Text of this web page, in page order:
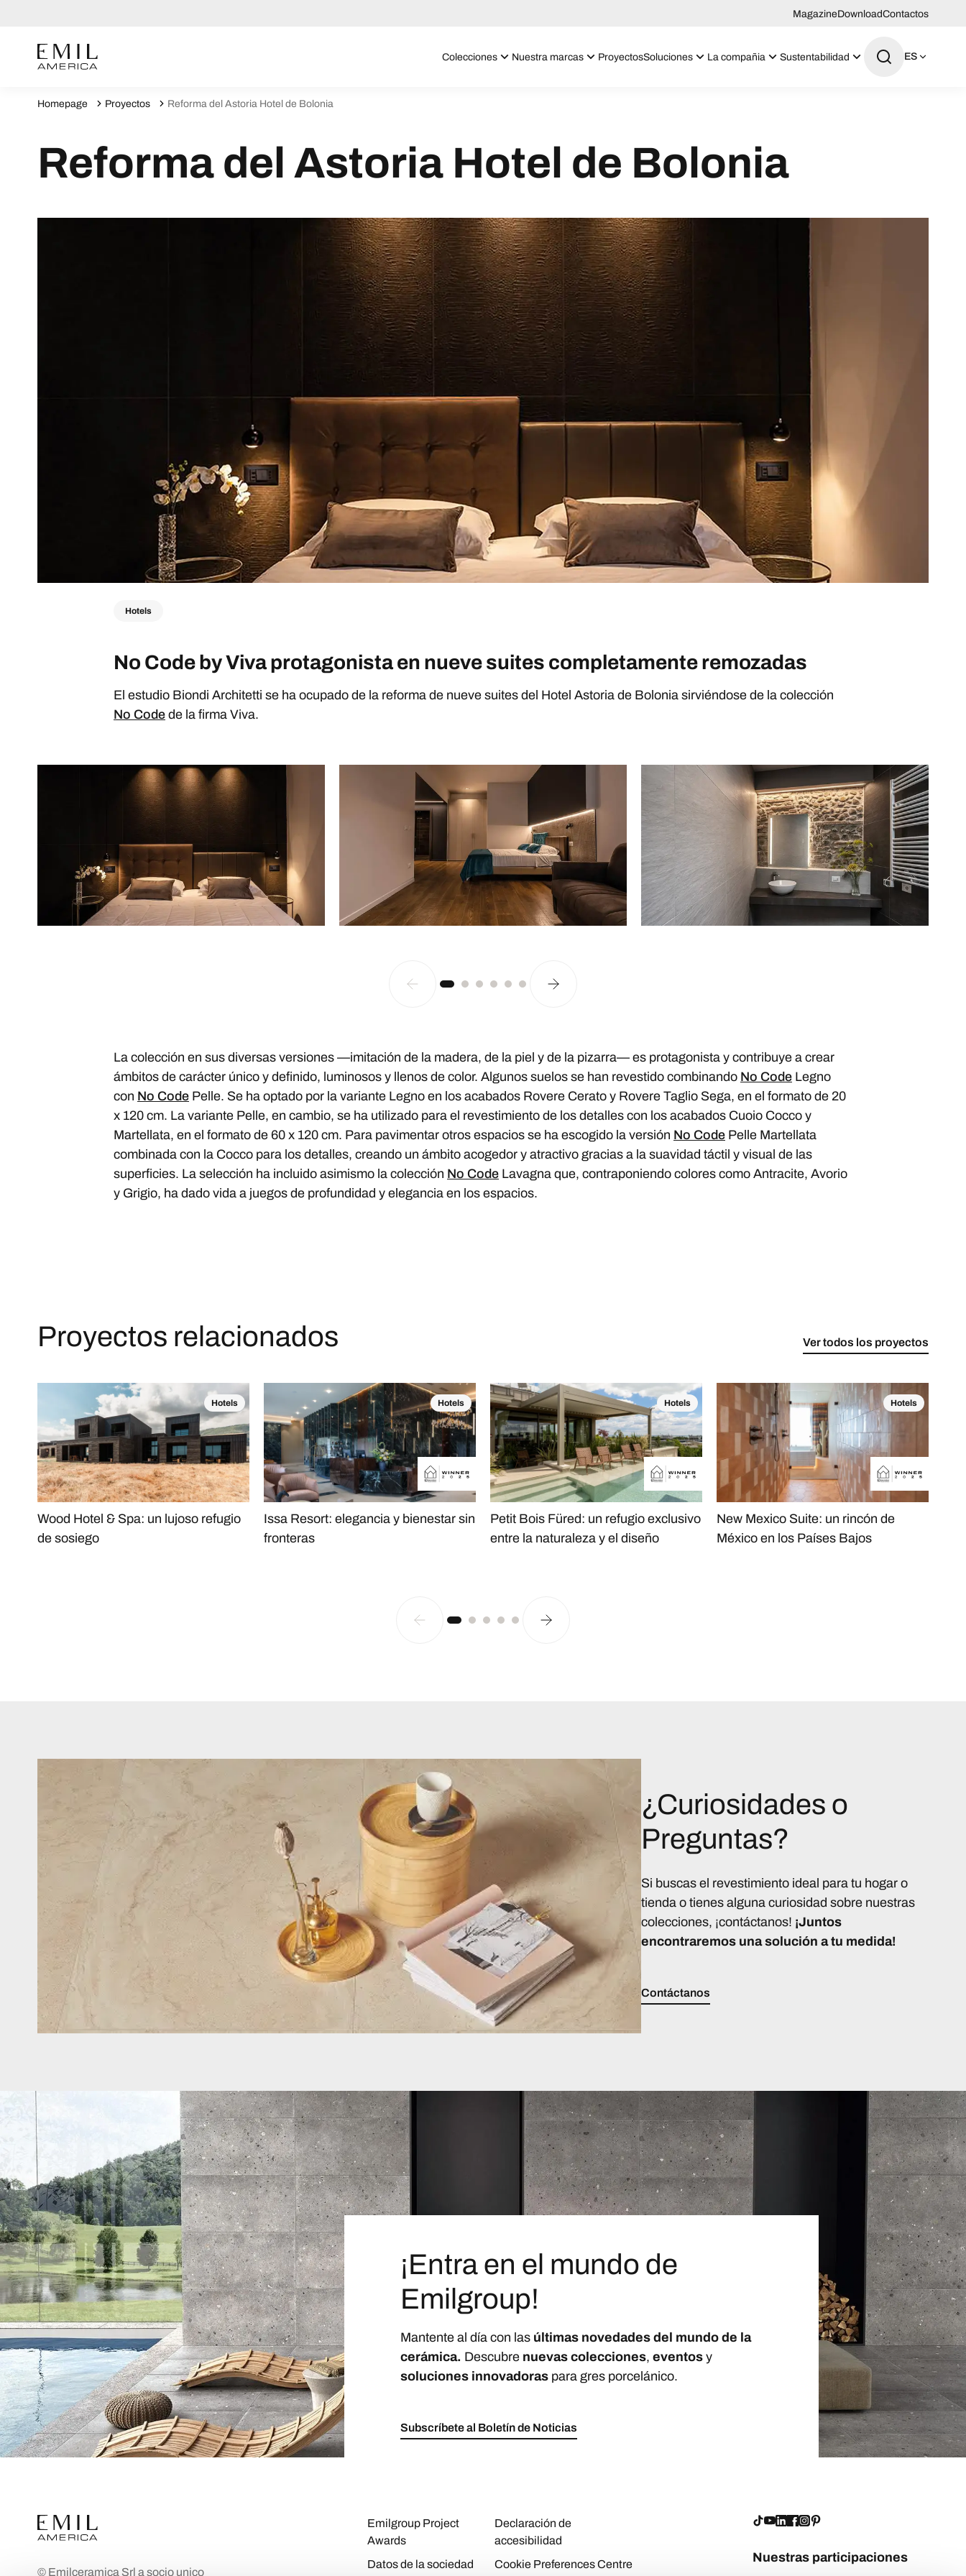
MagazineDownloadContactos
Colecciones Nuestra marcas ProyectosSoluciones La compañia Sustentabilidad ES
Homepage Proyectos Reforma del Astoria Hotel de Bolonia
Reforma del Astoria Hotel de Bolonia
Hotels
No Code by Viva protagonista en nueve suites completamente remozadas
El estudio Biondi Architetti se ha ocupado de la reforma de nueve suites del Hotel Astoria de Bolonia sirviéndose de la colección
No Code de la firma Viva.
La colección en sus diversas versiones —imitación de la madera, de la piel y de la pizarra— es protagonista y contribuye a crear
ámbitos de carácter único y definido, luminosos y llenos de color. Algunos suelos se han revestido combinando No Code Legno
con No Code Pelle. Se ha optado por la variante Legno en los acabados Rovere Cerato y Rovere Taglio Sega, en el formato de 20
x 120 cm. La variante Pelle, en cambio, se ha utilizado para el revestimiento de los detalles con los acabados Cuoio Cocco y
Martellata, en el formato de 60 x 120 cm. Para pavimentar otros espacios se ha escogido la versión No Code Pelle Martellata
combinada con la Cocco para los detalles, creando un ámbito acogedor y atractivo gracias a la suavidad táctil y visual de las
superficies. La selección ha incluido asimismo la colección No Code Lavagna que, contraponiendo colores como Antracite, Avorio
y Grigio, ha dado vida a juegos de profundidad y elegancia en los espacios.
Proyectos relacionados Ver todos los proyectos
Hotels
Wood Hotel & Spa: un lujoso refugio
de sosiego
Hotels
Issa Resort: elegancia y bienestar sin
fronteras
Hotels
Petit Bois Füred: un refugio exclusivo
entre la naturaleza y el diseño
Hotels
New Mexico Suite: un rincón de
México en los Países Bajos
¿Curiosidades o
Preguntas?
Si buscas el revestimiento ideal para tu hogar o
tienda o tienes alguna curiosidad sobre nuestras
colecciones, ¡contáctanos! ¡Juntos
encontraremos una solución a tu medida!
Contáctanos
¡Entra en el mundo de
Emilgroup!
Mantente al día con las últimas novedades del mundo de la
cerámica. Descubre nuevas colecciones, eventosy
soluciones innovadoraspara gres porcelánico.
Subscríbete al Boletín de Noticias
© Emilceramica Srl a socio unico
Emilgroup Project
Awards
Datos de la sociedad
Declaración de
accesibilidad
Cookie Preferences Centre
Nuestras participaciones